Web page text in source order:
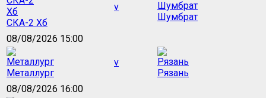
СКА-2 Хб
v
Шумбрат
08/08/2026 15:00
Металлург
v
Рязань
08/08/2026 16:00